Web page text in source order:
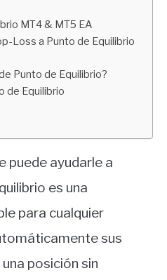
MT4 & MT5 EA
Loss a Punto de Equilibrio
Punto de Equilibrio?
de Equilibrio
puede ayudarle a
es una
para cualquier
sus
posición sin